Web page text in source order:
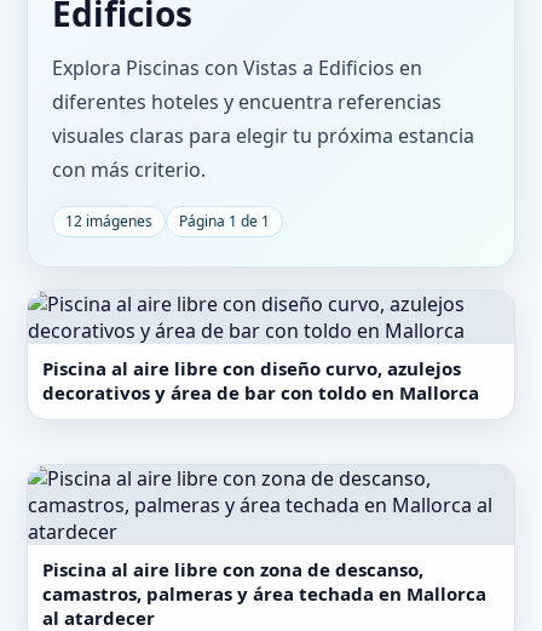
Edificios
Explora Piscinas con Vistas a Edificios en
diferentes hoteles y encuentra referencias
visuales claras para elegir tu próxima estancia
con más criterio.
12 imágenes Página 1 de 1
Piscina al aire libre con diseño curvo, azulejos
decorativos y área de bar con toldo en Mallorca
Piscina al aire libre con zona de descanso,
camastros, palmeras y área techada en Mallorca
al atardecer